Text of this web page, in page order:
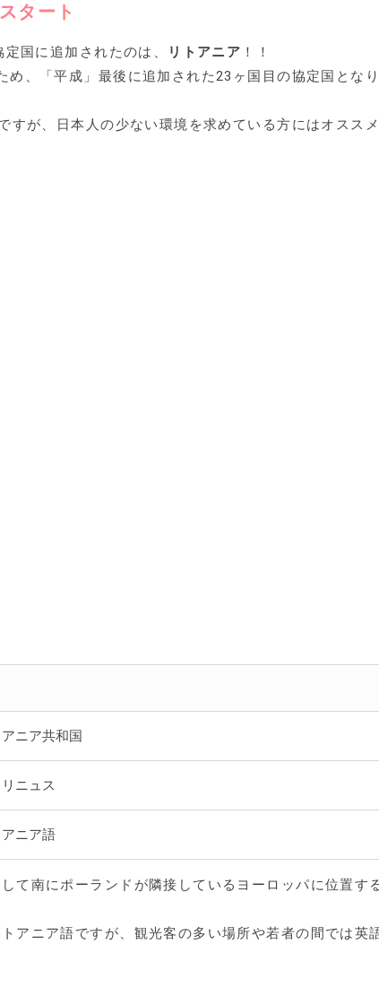
タート
国に追加されたのは、 リトアニア ！！
め、「平成」最後に追加された23ヶ国目の協定国とな
すが、日本人の少ない環境を求めている方にはオスス
アニア共和国
ニュス
アニア語
て南にポーランドが隣接しているヨーロッパに位置す
アニア語ですが、観光客の多い場所や若者の間では英